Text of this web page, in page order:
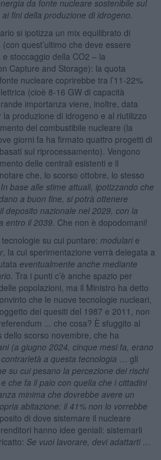
da fonte nucleare sostenibile sul
fini della produzione di idrogeno
si ipotizza un mix equilibrato di
quest’ultimo che deve essere
stoccaggio della CO2 – la
Capture and Storage): la quota
nucleare coprirebbe tra l’11-22%
(cioè 8-16 GW di capacità
importanza viene, inoltre, data
la produzione di idrogeno e al riutilizzo
del combustibile nucleare (la
giorni fa ha firmato quattro progetti di
sul riprocessamento). Vengono
delle centrali esistenti e il
che, lo scorso ottobre, lo stesso
In base alle stime attuali, ipotizzando che
a buon fine, si potrà ottenere
deposito nazionale nel 2029, con la
entro il 2039. Che non è dopodomani!
su cui puntare: modularie
, la cui sperimentazione verrà delegata a
eventualmente anche mediante
. Tra i punti c’è anche spazio per
popolazioni, ma il Ministro ha detto
che le nuove tecnologie nucleari,
dei quesiti del 1987 e 2011, non
... che cosa? È sfuggito al
dello scorso novembre, che ha
(a giugno 2024, cinque mesi fa, erano
a questa tecnologia … gli
su cui pesano la percezione dei rischi
che fa il paio con quella che i cittadini
minima che dovrebbe avere un
abitazione: il 41% non lo vorrebbe
di dove sistemare il nucleare
hanno idee geniali: sistemarli
Se vuoi lavorare, devi adattarti …